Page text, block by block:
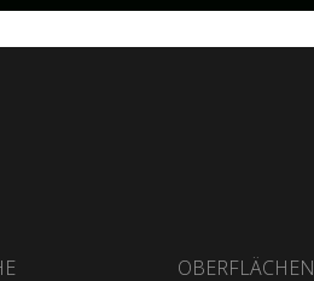
OBERFLÄCHEN